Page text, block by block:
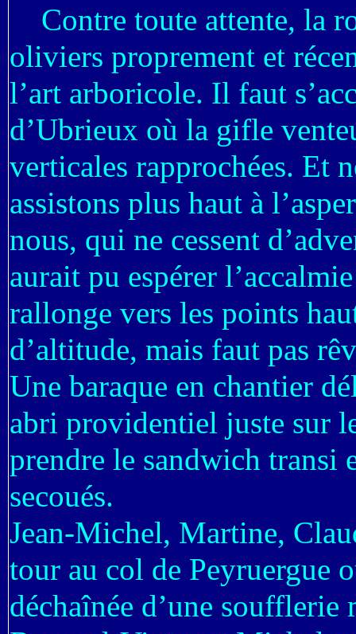
Contre toute attente, la
oliviers proprement et
l’art arboricole. Il faut
d’Ubrieux où la gifle
verticales rapprochées. Et
assistons plus haut à
nous, qui ne cessent
aurait pu espérer
rallonge vers les points
d’altitude, mais faut pas
Une baraque en chantier
abri providentiel juste sur
prendre le sandwich transi
secoués.
Jean-Michel, Martine,
tour au col de Peyruergue
déchaînée d’une